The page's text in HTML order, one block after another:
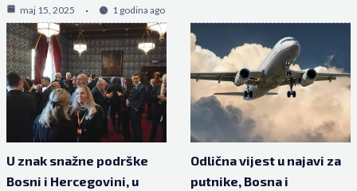
maj 15, 2025 1 godina ago
U znak snažne podrške
Bosni i Hercegovini, u
Odlična vijest u najavi za
putnike, Bosna i